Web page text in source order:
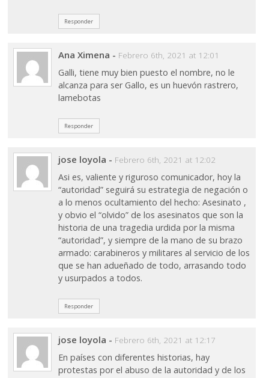
Responder
Ana Ximena - Febrero 6th, 2021 at 12:01
Galli, tiene muy bien puesto el nombre, no le
alcanza para ser Gallo, es un huevón rastrero,
lamebotas
Responder
jose loyola - Febrero 6th, 2021 at 12:02
Asi es, valiente y riguroso comunicador, hoy la
“autoridad” seguirá su estrategia de negación o
a lo menos ocultamiento del hecho: Asesinato ,
y obvio el “olvido” de los asesinatos que son la
historia de una tragedia urdida por la misma
“autoridad”, y siempre de la mano de su brazo
armado: carabineros y militares al servicio de los
que se han adueñado de todo, arrasando todo
y usurpados a todos.
Responder
jose loyola - Febrero 6th, 2021 at 12:17
En países con diferentes historias, hay
protestas por el abuso de la autoridad y de los